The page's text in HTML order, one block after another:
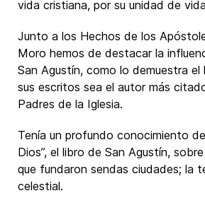
vida cristiana, por su unidad de
Junto a los Hechos de los
Moro hemos de destacar la
San Agustín, como lo demuestra el
sus escritos sea el autor más
Padres de la Iglesia.
Tenía un profundo conocimiento
Dios”, el libro de San Agustín,
que fundaron sendas ciudades; la
celestial.